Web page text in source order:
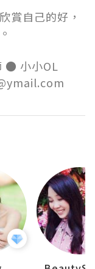
賞自己的好，
● 小小OL